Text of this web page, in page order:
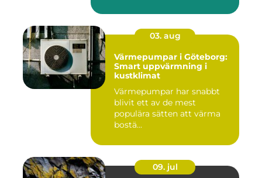
03. aug
Värmepumpar i Göteborg:
Smart uppvärmning i
kustklimat
Värmepumpar har snabbt
blivit ett av de mest
populära sätten att värma
bostä...
09. jul